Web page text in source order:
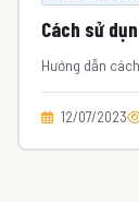
Cách sử
Hướng dẫn
12/07/2023